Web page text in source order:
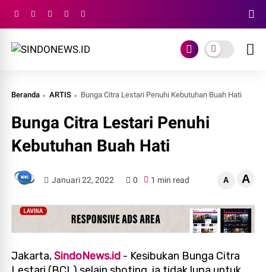
Beranda ARTIS Bunga Citra Lestari Penuhi Kebutuhan Buah Hati
Bunga Citra Lestari Penuhi
Kebutuhan Buah Hati
Januari 22, 2022 0 1 min read A A
Jakarta,SindoNews.id - Kesibukan Bunga Citra